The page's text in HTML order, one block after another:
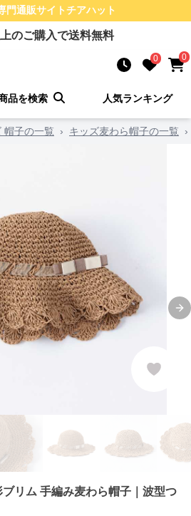
門通販サイトチアハット
のご購入で送料無料
0 0
品を検索 人気ランキング
帽子の一覧 › キッズ麦わら帽子の一覧 ›
リム 手編み麦わら帽子｜波型つ